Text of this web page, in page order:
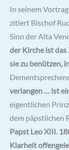
In seinem
zitiert Bischof
Sinn der Alta
der Kirche ist
sie zu benützen,
verlangen … ist
eigentlichen
dem päpstlichen
Papst Leo XIII.
Klarheit